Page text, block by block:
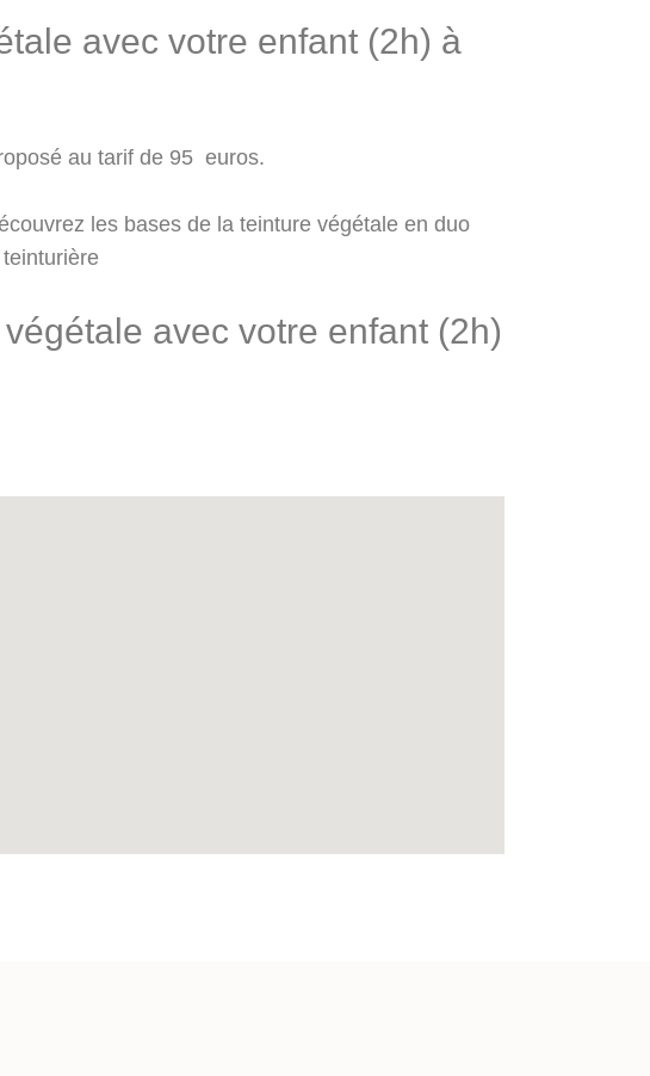
avec votre enfant (2h) à
au tarif de 95 euros.
les bases de la teinture végétale en duo
avec votre enfant (2h)